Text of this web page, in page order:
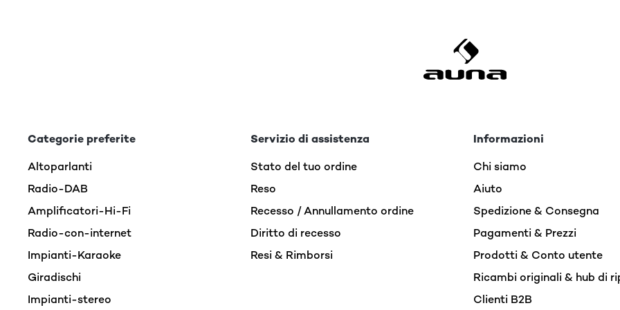
Categorie preferite
Altoparlanti
Radio-DAB
Amplificatori-Hi-Fi
Radio-con-internet
Impianti-Karaoke
Giradischi
Impianti-stereo
Servizio di assistenza
Stato del tuo ordine
Reso
Recesso / Annullamento ordine
Diritto di recesso
Resi & Rimborsi
Informazioni
Chi siamo
Aiuto
Spedizione & Consegna
Pagamenti & Prezzi
Prodotti & Conto utente
Ricambi originali & hub di
Clienti B2B